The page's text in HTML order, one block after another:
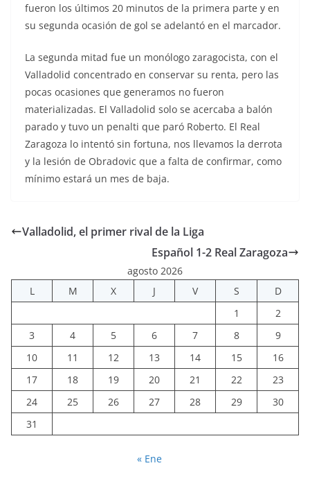
fueron los últimos 20 minutos de la primera parte y en
su segunda ocasión de gol se adelantó en el marcador.
La segunda mitad fue un monólogo zaragocista, con el
Valladolid concentrado en conservar su renta, pero las
pocas ocasiones que generamos no fueron
materializadas. El Valladolid solo se acercaba a balón
parado y tuvo un penalti que paró Roberto. El Real
Zaragoza lo intentó sin fortuna, nos llevamos la derrota
y la lesión de Obradovic que a falta de confirmar, como
mínimo estará un mes de baja.
Valladolid, el primer rival de la Liga
Español 1-2 Real Zaragoza
agosto 2026
L
M X J V S
D
1
2
3
4 5 6 7 8
9
10
11 12 13 14 15
16
17
18 19 20 21 22
23
24
25 26 27 28 29
30
31
« Ene